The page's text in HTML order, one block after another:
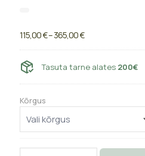
115,00€–365,00€Price
115,00 €
through
365,00 €
Tasuta tarne alates 200€
Kõrgus